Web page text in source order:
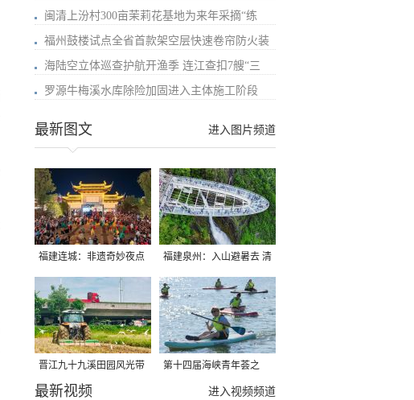
闽清上汾村300亩茉莉花基地为来年采摘“练
福州鼓楼试点全省首款架空层快速卷帘防火装
海陆空立体巡查护航开渔季 连江查扣7艘“三
罗源牛梅溪水库除险加固进入主体施工阶段
进入图片频道
最新图文
福建连城：非遗奇妙夜点
亮夏夜
福建泉州：入山避暑去 清
凉好惬意
晋江九十九溪田园风光带
千亩早稻迎来成熟收割季
第十四届海峡青年荟之
2026榕台青年大学生水上
进入视频频道
最新视频